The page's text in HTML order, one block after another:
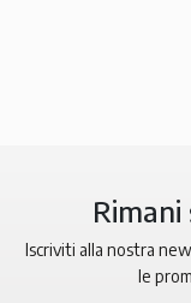
Iscriviti alla nostra
le